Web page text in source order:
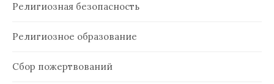
Религиозная безопасность
Религиозное образование
Сбор пожертвований